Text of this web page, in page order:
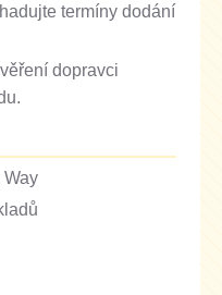
termíny dodání
dopravci
Way